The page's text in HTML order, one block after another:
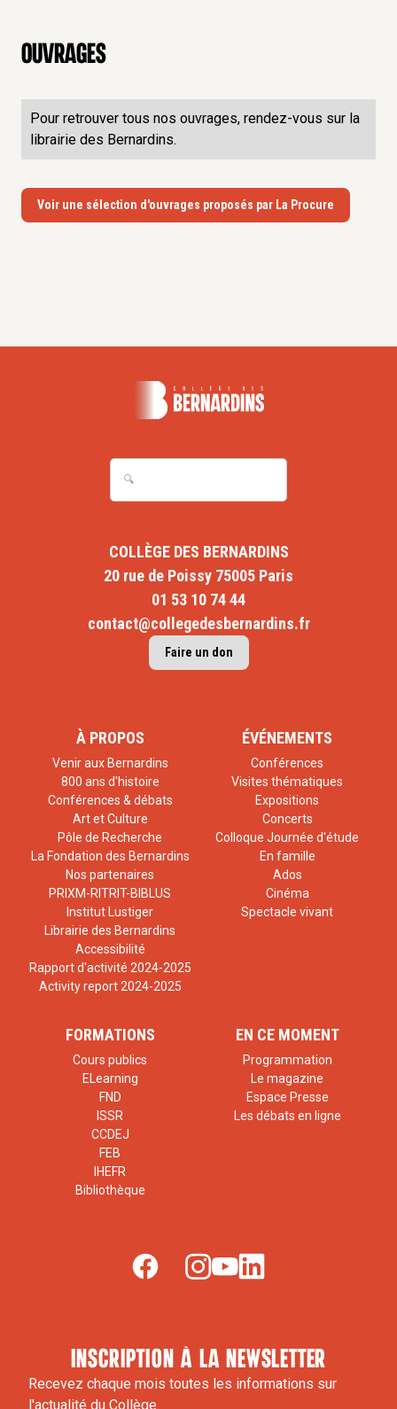
Ouvrages
Pour retrouver tous nos ouvrages, rendez-vous sur la
librairie des Bernardins.
Voir une sélection d'ouvrages proposés par La Procure
COLLÈGE DES BERNARDINS
20 rue de Poissy 75005 Paris
01 53 10 74 44
contact@collegedesbernardins.fr
Faire un don
À PROPOS
Venir aux Bernardins
800 ans d'histoire
Conférences & débats
Art et Culture
Pôle de Recherche
La Fondation des Bernardins
Nos partenaires
PRIXM-RITRIT-BIBLUS
Institut Lustiger
Librairie des Bernardins
Accessibilité
Rapport d'activité 2024-2025
Activity report 2024-2025
ÉVÉNEMENTS
Conférences
Visites thématiques
Expositions
Concerts
Colloque Journée d'étude
En famille
Ados
Cinéma
Spectacle vivant
FORMATIONS
Cours publics
ELearning
FND
ISSR
CCDEJ
FEB
IHEFR
Bibliothèque
EN CE MOMENT
Programmation
Le magazine
Espace Presse
Les débats en ligne
inscription à la newsletter
Recevez chaque mois toutes les informations sur
l'actualité du Collège.